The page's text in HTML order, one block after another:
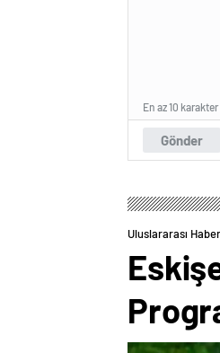
Gönder
En az 10
Uluslararası Haber